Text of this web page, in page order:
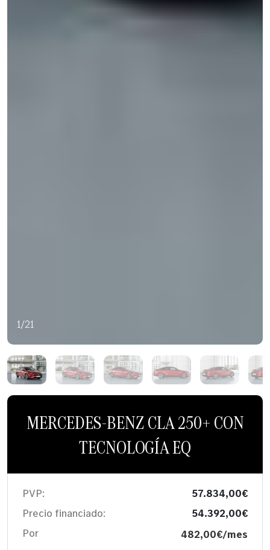
1/21
MERCEDES-BENZ CLA 250+ CON
TECNOLOGÍA EQ
PVP:
57.834,00€
Precio financiado:
54.392,00€
Por
482,00€/mes